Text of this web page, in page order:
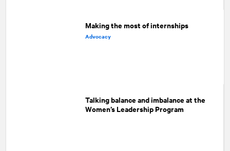
Making the most of internships
Advocacy
Talking balance and imbalance at the
Women’s Leadership Program